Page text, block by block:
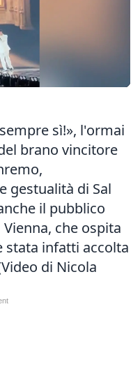
sì!», l'ormai
brano vincitore
gestualità di Sal
il pubblico
che ospita
stata infatti accolta
di Nicola